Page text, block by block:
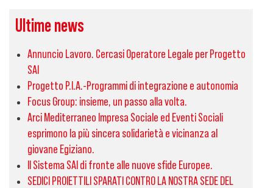
Ultime news
Annuncio Lavoro. Cercasi Operatore Legale per Progetto
SAI
Progetto P.I.A.-Programmi di integrazione e autonomia
Focus Group: insieme, un passo alla volta.
Arci Mediterraneo Impresa Sociale ed Eventi Sociali
esprimono la più sincera solidarietà e vicinanza al
giovane Egiziano.
Il Sistema SAI di fronte alle nuove sfide Europee.
SEDICI PROIETTILI SPARATI CONTRO LA NOSTRA SEDE DEL